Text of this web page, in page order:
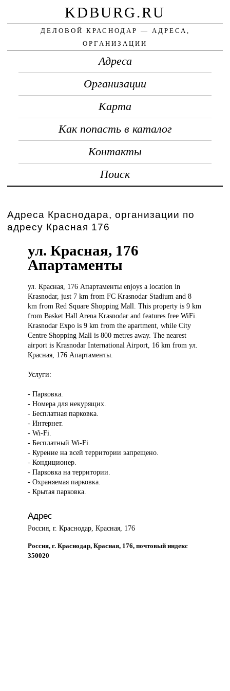
KDBURG.RU
ДЕЛОВОЙ КРАСНОДАР — АДРЕСА,
ОРГАНИЗАЦИИ
Адреса
Организации
Карта
Как попасть в каталог
Контакты
Поиск
Адреса Краснодара, организации по
адресу Красная 176
ул. Красная, 176
Апартаменты
ул. Красная, 176 Апартаменты enjoys a location in
Krasnodar, just 7 km from FC Krasnodar Stadium and 8
km from Red Square Shopping Mall. This property is 9 km
from Basket Hall Arena Krasnodar and features free WiFi.
Krasnodar Expo is 9 km from the apartment, while City
Centre Shopping Mall is 800 metres away. The nearest
airport is Krasnodar International Airport, 16 km from ул.
Красная, 176 Апартаменты.
Услуги:
- Парковка.
- Номера для некурящих.
- Бесплатная парковка.
- Интернет.
- Wi-Fi.
- Бесплатный Wi-Fi.
- Курение на всей территории запрещено.
- Кондиционер.
- Парковка на территории.
- Охраняемая парковка.
- Крытая парковка.
Адрес
Россия, г. Краснодар, Красная, 176
Россия, г. Краснодар, Красная, 176, почтовый индекс
350020